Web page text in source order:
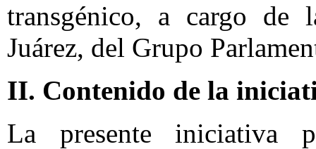
transgénico, a cargo de
Juárez, del Grupo
II. Contenido de la
La presente iniciativa